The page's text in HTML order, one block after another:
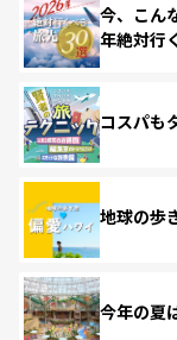
今、こん
年絶対行
コスパも
地球の歩
今年の夏